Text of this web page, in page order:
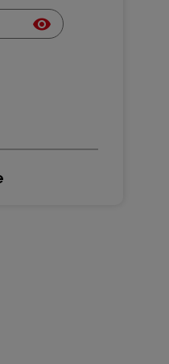
visibility